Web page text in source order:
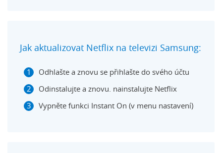
Jak aktualizovat Netflix na televizi Samsung:
Odhlašte a znovu se přihlašte do svého účtu
Odinstalujte a znovu. nainstalujte Netflix
Vypněte funkci Instant On (v menu nastavení)